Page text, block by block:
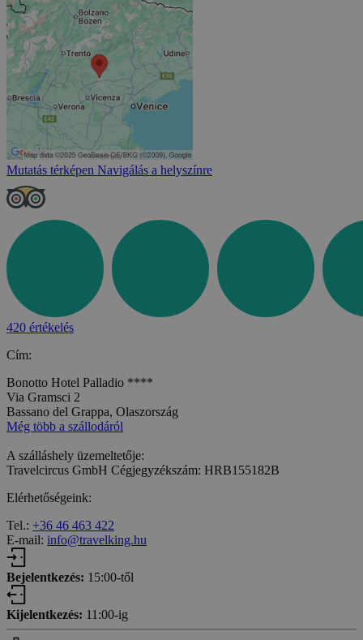
Mutatás térképen Navigálás a helyszínre
420 értékelés
Cím:
Bonotto Hotel Palladio ****
Via Gramsci 2
Bassano del Grappa, Olaszország
Még több a szállodáról
A szálláshely üzemeltetője:
Travelcircus GmbH Cégjegyzékszám: HRB155182B
Elérhetőségeink:
Tel.: +36 46 463 422
E-mail: info@travelking.hu
Bejelentkezés: 15:00-től
Kijelentkezés: 11:00-ig